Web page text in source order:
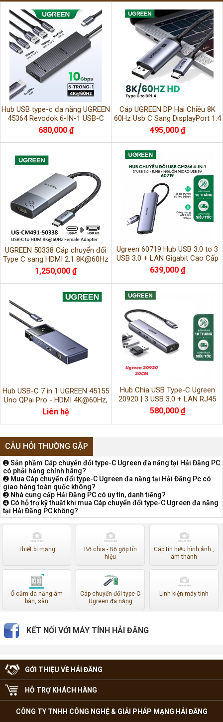
Hub USB type-c đa năng UGREEN
45364 Revodok 6-IN-1 USB-C
Hub Ethernet, 4K@60Hz HDMI
Display
680,000 ₫
Cáp UGREEN DP Hai Chiều 8K
60Hz Usb C Sang DisplayPort 1.4
Cáp Cho Thunderbolt 3 ,4
495,000 ₫
UGREEN 50338 Cáp chuyển đổi
Type C sang HDMI 2.1 8K@60Hz
cao cấp
1,250,000 ₫
Ugreen 60719 Hub USB 3.0 to 3
USB 3.0 + LAN Gigabit Cao Cấp
639,000 ₫
Hub USB-C 7 in 1 UGREEN 45155
Uno QPai Pro - HDMI 4K@60Hz,
PD 100W, Mở Rộng Đa Cổng Cao
Liên hệ
Hub Chia USB Type-C Ugreen
20920 | 3 USB 3.0 + LAN RJ45
Cao Cấp
580,000 ₫
CÂU HỎI THƯỜNG GẶP
➊ Sản phầm Cáp chuyển đổi type-C Ugreen đa năng tại Hải Đăng PC
có phải hàng chính hãng?
➋ Mua Cáp chuyển đổi type-C Ugreen đa năng tại Hải Đăng Pc có
giao hàng toàn quốc không?
➌ Nhà cung cấp Hải Đăng PC có uy tín, danh tiếng?
➍ Có hỗ trợ kỹ thuật khi mua Cáp chuyển đổi type-C Ugreen đa năng
tại Hải Đăng PC không?
Thiết bị mạng
Bộ chia - Bộ gộp tín
hiệu
Cáp tín hiệu hình ảnh ,
âm thanh
Ổ cắm đa năng âm
bàn, sàn
Cáp chuyển đổi type-C
Ugreen đa năng
Linh kiện máy tính
KẾT NỐI VỚI MÁY TÍNH HẢI ĐĂNG
GỚI THIỆU VỀ HẢI ĐĂNG
HỖ TRỢ KHÁCH HÀNG
CÔNG TY TNHH CÔNG NGHỆ & GIẢI PHÁP MẠNG HẢI ĐĂNG